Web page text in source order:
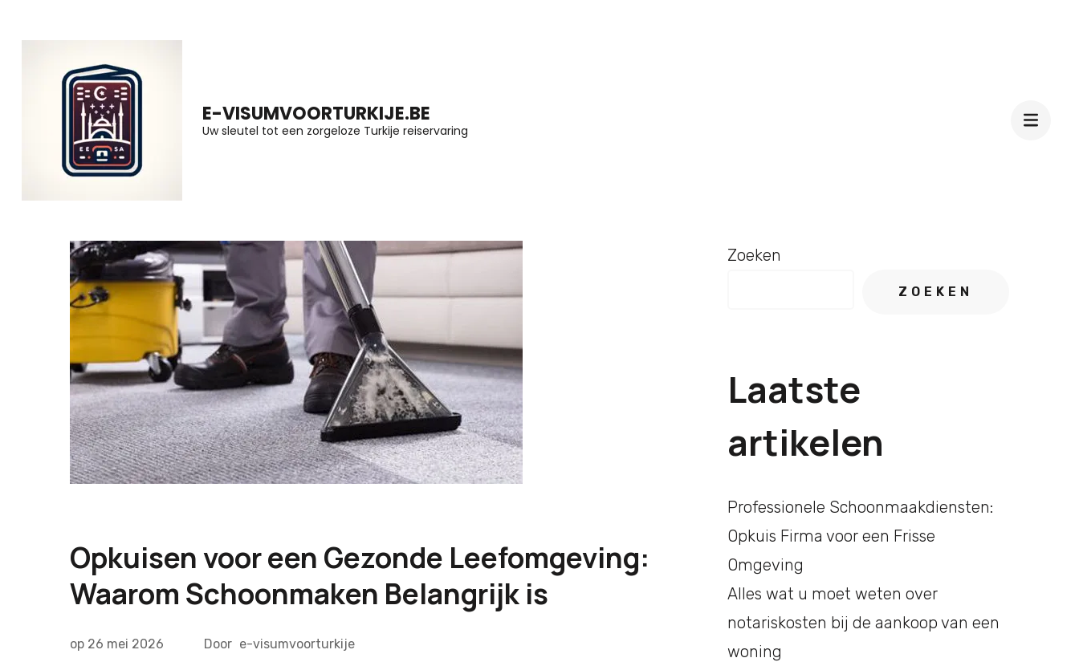
naar
E-VISUMVOORTURKIJE.BE
Uw sleutel tot een zorgeloze Turkije reiservaring
Opkuisen voor een Gezonde Leefomgeving:
Waarom Schoonmaken Belangrijk is
op 26 mei 2026 Door e-visumvoorturkije
Zoeken
ZOEKEN
Laatste
artikelen
Professionele Schoonmaakdiensten:
Opkuis Firma voor een Frisse
Omgeving
Alles wat u moet weten over
notariskosten bij de aankoop van een
woning